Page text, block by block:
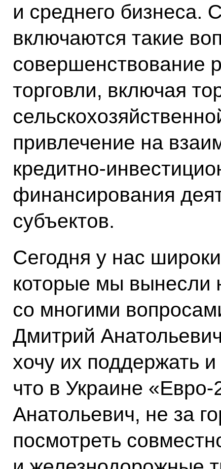
и среднего бизнеса.
включаются такие
совершенствование
торговли, включая
привлечение на
кредитно-
финансирования
субъектов.
Сегодня у нас
которые мы вынесли
со многими
Дмитрий
хочу их поддержать
что в Украине
Анатольевич, не за
посмотреть